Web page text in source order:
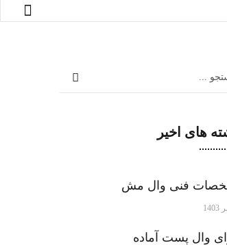
های اخیر
فنی وال مش
وال پست آماده